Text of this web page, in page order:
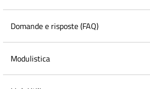
Domande e risposte (FAQ)
Modulistica